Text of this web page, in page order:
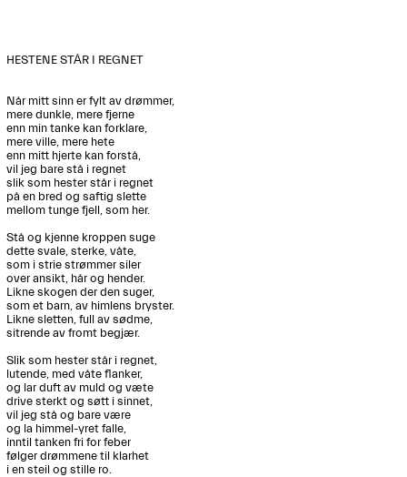
HESTENE STÅR I REGNET
Når mitt sinn er fylt av drømmer,
mere dunkle, mere fjerne
enn min tanke kan forklare,
mere ville, mere hete
enn mitt hjerte kan forstå,
vil jeg bare stå i regnet
slik som hester står i regnet
på en bred og saftig slette
mellom tunge fjell, som her.
Stå og kjenne kroppen suge
dette svale, sterke, våte,
som i strie strømmer siler
over ansikt, hår og hender.
Likne skogen der den suger,
som et barn, av himlens bryster.
Likne sletten, full av sødme,
sitrende av fromt begjær.
Slik som hester står i regnet,
lutende, med våte flanker,
og lar duft av muld og væte
drive sterkt og søtt i sinnet,
vil jeg stå og bare være
og la himmel-yret falle,
inntil tanken fri for feber
følger drømmene til klarhet
i en steil og stille ro.